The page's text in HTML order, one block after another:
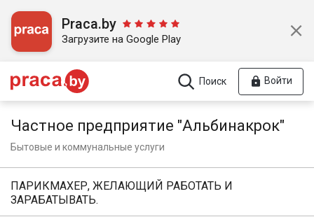
Praca.by
Загрузите на Google Play
Поиск Войти
Частное предприятие "Альбинакрок"
Бытовые и коммунальные услуги
ПАРИКМАХЕР, ЖЕЛАЮЩИЙ РАБОТАТЬ И
ЗАРАБАТЫВАТЬ.